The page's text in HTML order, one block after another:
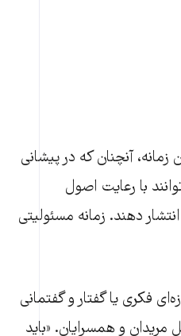
آنچنان که در پیشانی
با رعایت اصول
دهند. زمانه مسئولیتی
فکری یا گفتار و گفتمانی
و همسرایان. «باید